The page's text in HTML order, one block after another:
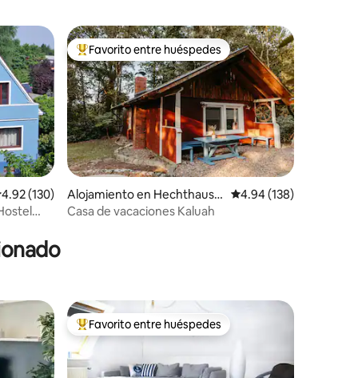
promedio: 4.92 de 5, 130 reseñas
4.92 (130)
Favorito entre huéspedes preferido
Favorito entre huéspedes
Alojamiento en Hechthause
n
Calificación promedio:
4.94 (138)
Casa de vacaciones Kaluah
Favorito entre huéspedes preferido
Favorito entre huéspedes